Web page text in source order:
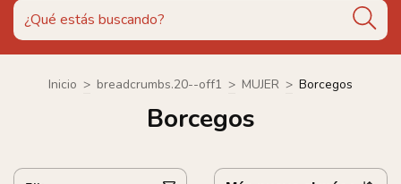
Inicio > breadcrumbs.20--off1 > MUJER > Borcegos
Borcegos